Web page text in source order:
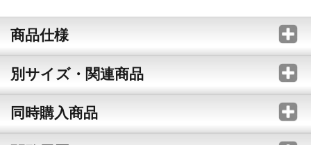
商品仕様
別サイズ・関連商品
同時購入商品